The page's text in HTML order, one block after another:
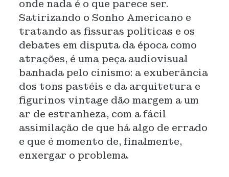
onde nada é o que parece ser.
Satirizando o Sonho Americano e
tratando as fissuras políticas e os
debates em disputa da época como
atrações, é uma peça audiovisual
banhada pelo cinismo: a exuberância
dos tons pastéis e da arquitetura e
figurinos vintage dão margem a um
ar de estranheza, com a fácil
assimilação de que há algo de errado
e que é momento de, finalmente,
enxergar o problema.